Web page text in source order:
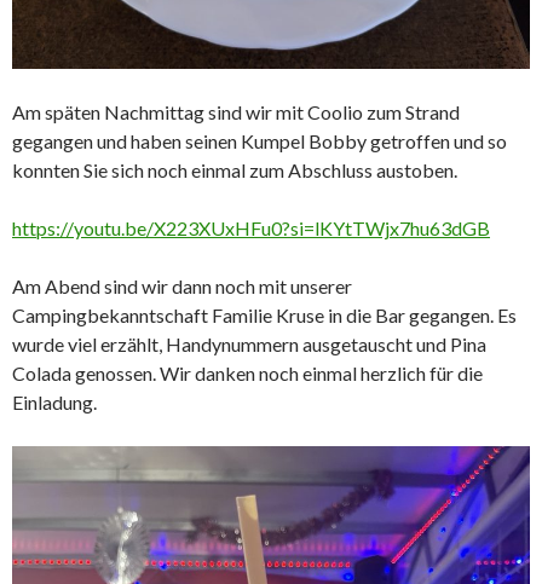
Am späten Nachmittag sind wir mit Coolio zum Strand
gegangen und haben seinen Kumpel Bobby getroffen und so
konnten Sie sich noch einmal zum Abschluss austoben.
https://youtu.be/X223XUxHFu0?si=lKYtTWjx7hu63dGB
Am Abend sind wir dann noch mit unserer
Campingbekanntschaft Familie Kruse in die Bar gegangen. Es
wurde viel erzählt, Handynummern ausgetauscht und Pina
Colada genossen. Wir danken noch einmal herzlich für die
Einladung.